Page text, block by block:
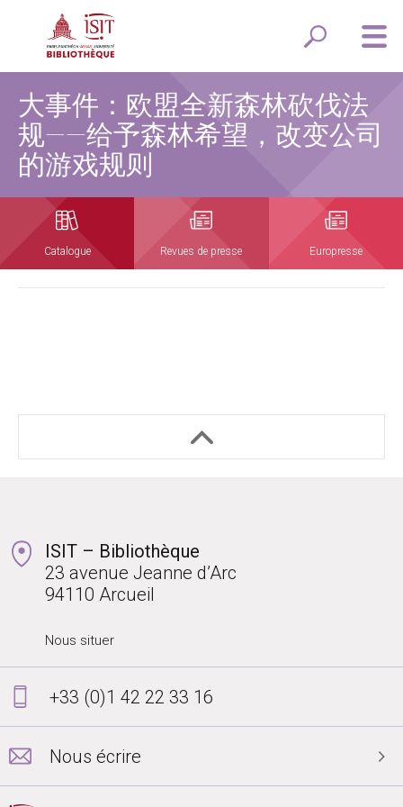
大事件：欧盟全新森林砍伐法
规——给予森林希望，改变公司
的游戏规则
Catalogue Revues de presse Europresse
ISIT – Bibliothèque
23 avenue Jeanne d’Arc
94110 Arcueil
Nous situer
+33 (0)1 42 22 33 16
Nous écrire